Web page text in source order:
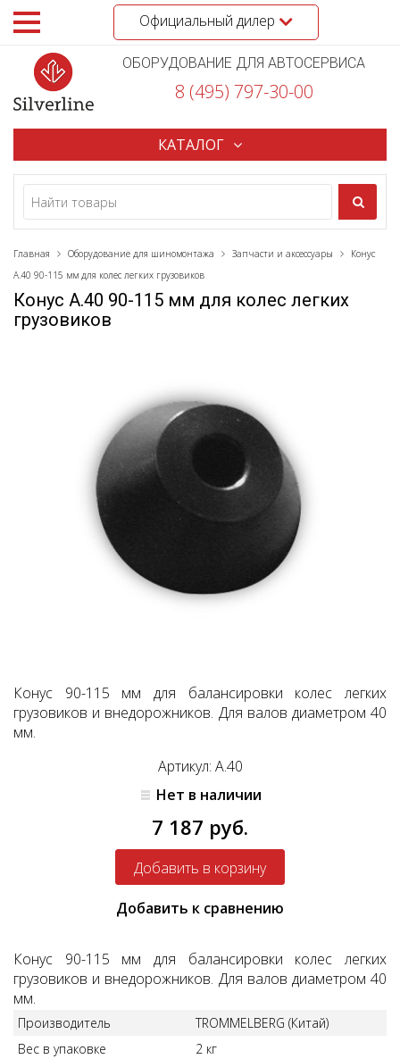
Официальный дилер
ОБОРУДОВАНИЕ ДЛЯ АВТОСЕРВИСА
8 (495) 797-30-00
КАТАЛОГ
Главная Оборудование для шиномонтажа Запчасти и аксессуары
Конус
A.40 90-115 мм для колес легких грузовиков
Конус A.40 90-115 мм для колес легких
грузовиков
Конус 90-115 мм для балансировки колес легких
грузовиков и внедорожников. Для валов диаметром 40
мм.
Артикул: A.40
Нет в наличии
7 187 руб.
Добавить к сравнению
Конус 90-115 мм для балансировки колес легких
грузовиков и внедорожников. Для валов диаметром 40
мм.
Производитель
TROMMELBERG (Китай)
Вес в упаковке
2 кг